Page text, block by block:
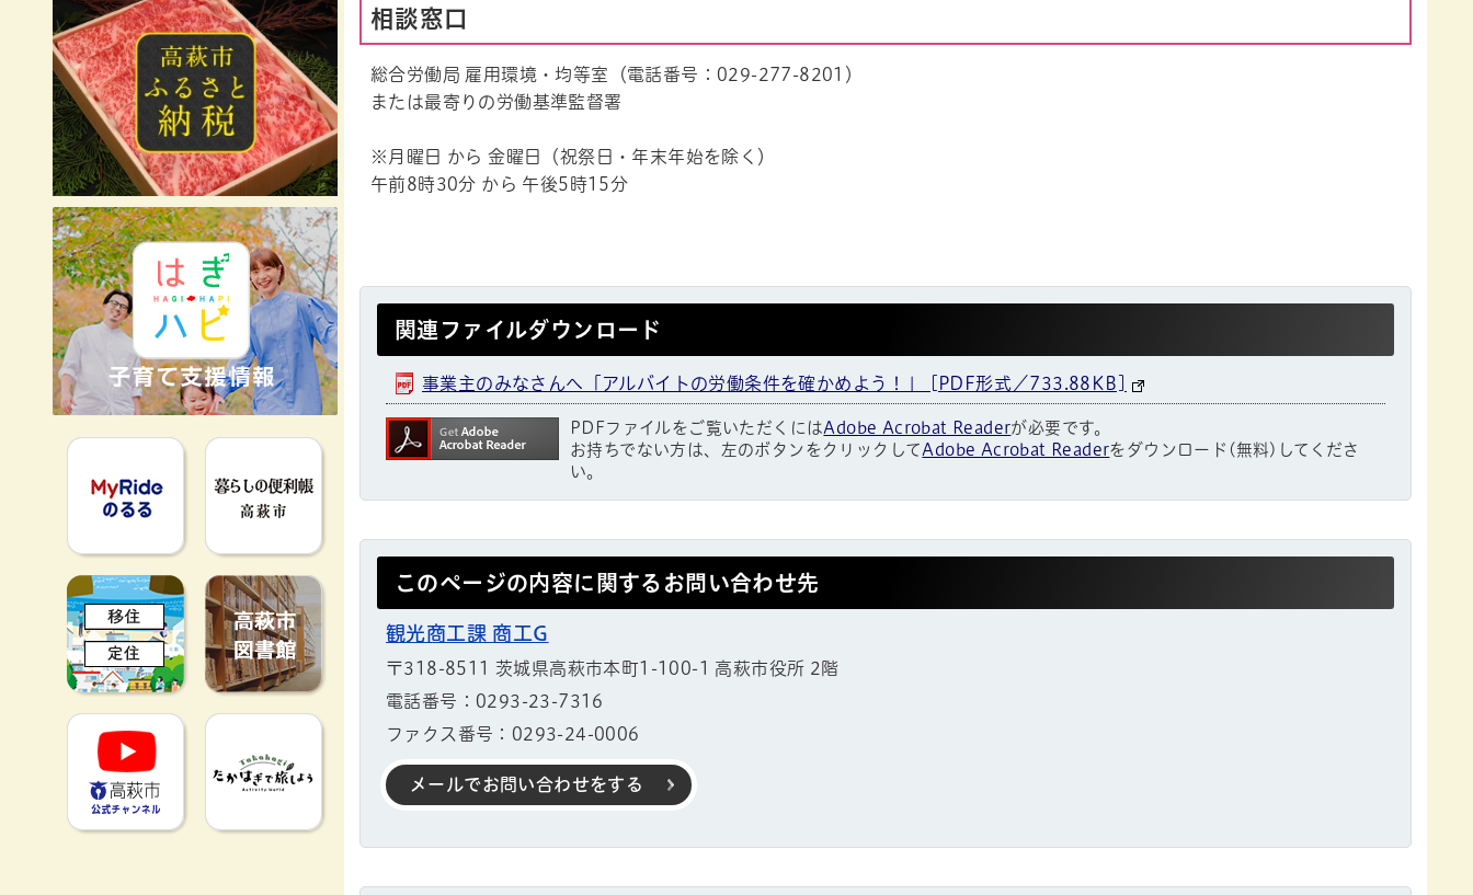
MyRideのるる 暮らしの便利帳
移住定住 高萩市図書館
高萩市YouTube公式チャンネル
たかはぎで旅しよう
相談窓口
総合労働局 雇用環境・均等室（電話番号：029-277-8201）
または最寄りの労働基準監督署
※月曜日 から 金曜日（祝祭日・年末年始を除く）
午前8時30分 から 午後5時15分
関連ファイルダウンロード
事業主のみなさんへ「アルバイトの労働条件を確かめよう！」 [PDF形式／733.88KB]
PDFファイルをご覧いただくにはAdobe Acrobat Readerが必要です。
お持ちでない方は、左のボタンをクリックして Adobe Acrobat Readerをダウンロード(無料)してくださ
い。
このページの内容に関するお問い合わせ先
観光商工課 商工G
〒318-8511 茨城県高萩市本町1-100-1 高萩市役所 2階
電話番号：0293-23-7316
ファクス番号：0293-24-0006
メールでお問い合わせをする